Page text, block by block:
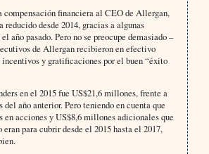
compensación financiera al CEO de Allergan,
reducido desde 2014, gracias a algunas
año pasado. Pero no se preocupe demasiado –
de Allergan recibieron en efectivo
incentivos y gratificaciones por el buen “éxito
en el 2015 fue US$21,6 millones, frente a
año anterior. Pero teniendo en cuenta que
en acciones y US$8,6 millones adicionales que
para cubrir desde el 2015 hasta el 2017,